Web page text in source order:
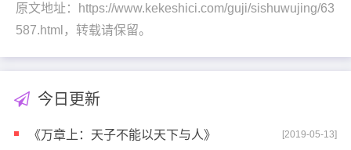
原文地址：https://www.kekeshici.com/guji/sishuwujing/63
587.html，转载请保留。
今日更新
《万章上：天子不能以天下与人》 [2019-05-13]